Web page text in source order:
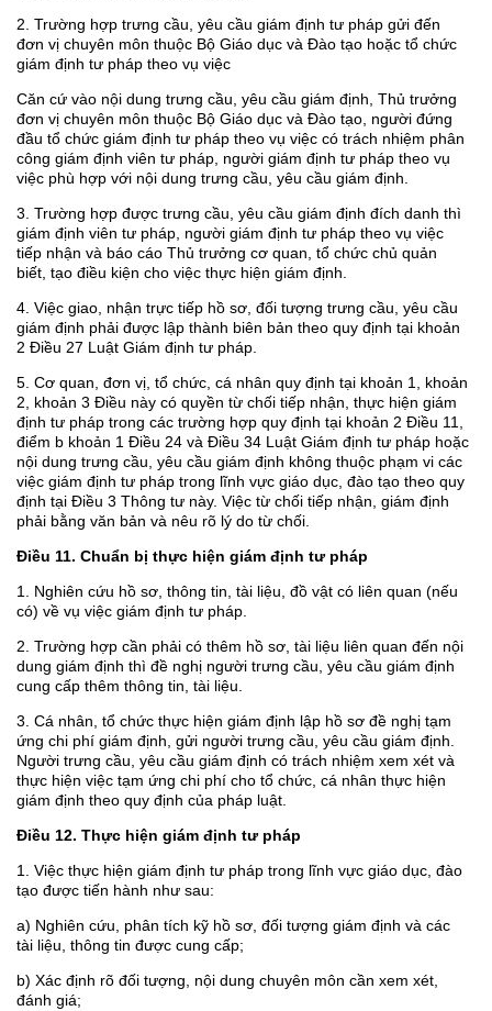
2. Trường hợp trưng cầu, yêu cầu giám định tư pháp gửi đến
đơn vị chuyên môn thuộc Bộ Giáo dục và Đào tạo hoặc tổ chức
giám định tư pháp theo vụ việc
Căn cứ vào nội dung trưng cầu, yêu cầu giám định, Thủ trưởng
đơn vị chuyên môn thuộc Bộ Giáo dục và Đào tạo, người đứng
đầu tổ chức giám định tư pháp theo vụ việc có trách nhiệm phân
công giám định viên tư pháp, người giám định tư pháp theo vụ
việc phù hợp với nội dung trưng cầu, yêu cầu giám định.
3. Trường hợp được trưng cầu, yêu cầu giám định đích danh thì
giám định viên tư pháp, người giám định tư pháp theo vụ việc
tiếp nhận và báo cáo Thủ trưởng cơ quan, tổ chức chủ quản
biết, tạo điều kiện cho việc thực hiện giám định.
4. Việc giao, nhận trực tiếp hồ sơ, đối tượng trưng cầu, yêu cầu
giám định phải được lập thành biên bản theo quy định tại khoản
2 Điều 27 Luật Giám định tư pháp.
5. Cơ quan, đơn vị, tổ chức, cá nhân quy định tại khoản 1, khoản
2, khoản 3 Điều này có quyền từ chối tiếp nhận, thực hiện giám
định tư pháp trong các trường hợp quy định tại khoản 2 Điều 11,
điểm b khoản 1 Điều 24 và Điều 34 Luật Giám định tư pháp hoặc
nội dung trưng cầu, yêu cầu giám định không thuộc phạm vi các
việc giám định tư pháp trong lĩnh vực giáo dục, đào tạo theo quy
định tại Điều 3 Thông tư này. Việc từ chối tiếp nhận, giám định
phải bằng văn bản và nêu rõ lý do từ chối.
Điều 11. Chuẩn bị thực hiện giám định tư pháp
1. Nghiên cứu hồ sơ, thông tin, tài liệu, đồ vật có liên quan (nếu
có) về vụ việc giám định tư pháp.
2. Trường hợp cần phải có thêm hồ sơ, tài liệu liên quan đến nội
dung giám định thì đề nghị người trưng cầu, yêu cầu giám định
cung cấp thêm thông tin, tài liệu.
3. Cá nhân, tổ chức thực hiện giám định lập hồ sơ đề nghị tạm
ứng chi phí giám định, gửi người trưng cầu, yêu cầu giám định.
Người trưng cầu, yêu cầu giám định có trách nhiệm xem xét và
thực hiện việc tạm ứng chi phí cho tổ chức, cá nhân thực hiện
giám định theo quy định của pháp luật.
Điều 12. Thực hiện giám định tư pháp
1. Việc thực hiện giám định tư pháp trong lĩnh vực giáo dục, đào
tạo được tiến hành như sau:
a) Nghiên cứu, phân tích kỹ hồ sơ, đối tượng giám định và các
tài liệu, thông tin được cung cấp;
b) Xác định rõ đối tượng, nội dung chuyên môn cần xem xét,
đánh giá;